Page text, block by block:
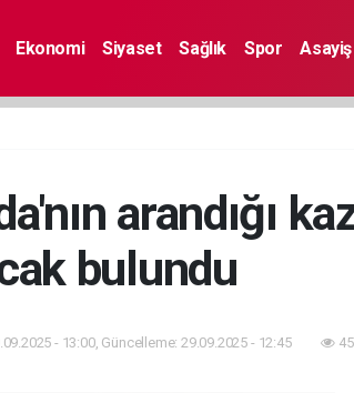
Ekonomi Siyaset Sağlık Spor Asayiş
arandığı
bulundu
- 13:00, Güncelleme: 29.09.2025 - 12:45